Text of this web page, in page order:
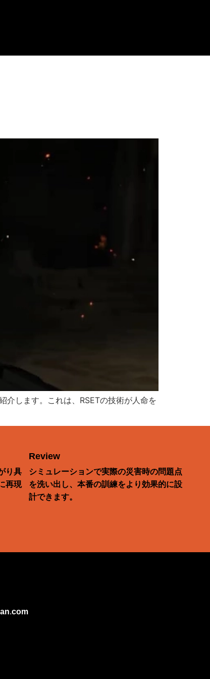
介します。これは、RSETの技術が人命を
り具
再現
Review
シミュレーションで実際の災害時の問題点
を洗い出し、本番の訓練をより効果的に設
計できます。